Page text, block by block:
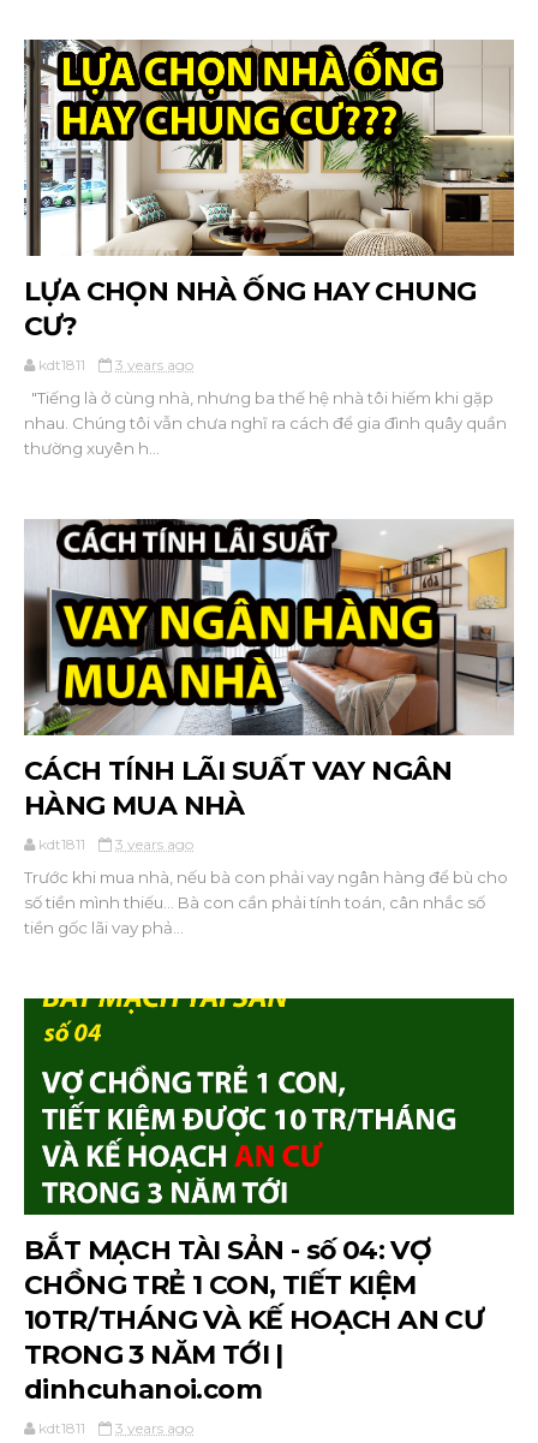
LỰA CHỌN NHÀ ỐNG HAY CHUNG
CƯ?
kdt1811 3 years ago
"Tiếng là ở cùng nhà, nhưng ba thế hệ nhà tôi hiếm khi gặp
nhau. Chúng tôi vẫn chưa nghĩ ra cách để gia đình quây quần
thường xuyên h...
CÁCH TÍNH LÃI SUẤT VAY NGÂN
HÀNG MUA NHÀ
kdt1811 3 years ago
Trước khi mua nhà, nếu bà con phải vay ngân hàng để bù cho
số tiền mình thiếu... Bà con cần phải tính toán, cân nhắc số
tiền gốc lãi vay phả...
BẮT MẠCH TÀI SẢN - số 04: VỢ
CHỒNG TRẺ 1 CON, TIẾT KIỆM
10TR/THÁNG VÀ KẾ HOẠCH AN CƯ
TRONG 3 NĂM TỚI |
dinhcuhanoi.com
kdt1811 3 years ago